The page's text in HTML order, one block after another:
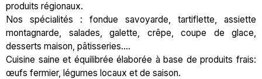
produits régionaux.
Nos spécialités : fondue savoyarde, tartiflette, assiette
montagnarde, salades, galette, crêpe, coupe de glace,
desserts maison, pâtisseries….
Cuisine saine et équilibrée élaborée à base de produits frais:
œufs fermier, légumes locaux et de saison.